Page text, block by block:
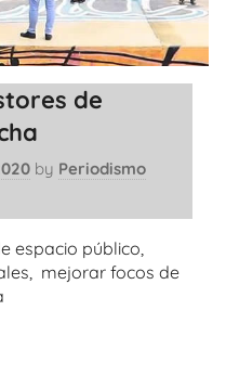
de
by Periodismo
espacio público,
mejorar focos de